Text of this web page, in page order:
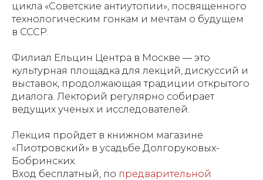
цикла «Советские антиутопии», посвященного
технологическим гонкам и мечтам о будущем
в СССР.
Филиал Ельцин Центра в Москве — это
культурная площадка для лекций, дискуссий и
выставок, продолжающая традиции открытого
диалога. Лекторий регулярно собирает
ведущих ученых и исследователей.
Лекция пройдет в книжном магазине
«Пиотровский» в усадьбе Долгоруковых-
Бобринских.
Вход бесплатный, по предварительной